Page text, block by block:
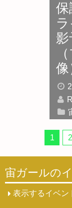
保
影
像
1 2
宙ガールの
表示するイベン